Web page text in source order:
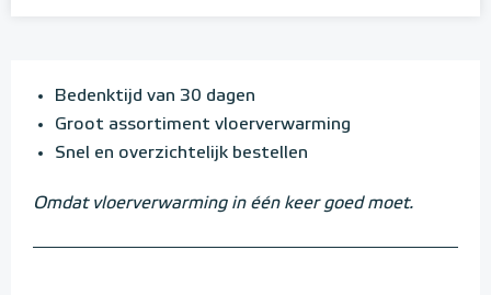
Bedenktijd van 30 dagen
Groot assortiment vloerverwarming
Snel en overzichtelijk bestellen
Omdat vloerverwarming in één keer goed moet.